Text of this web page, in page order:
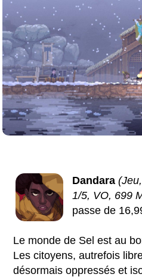
Dandara
1/5, VO, 699
passe de
Le monde de Sel est au
Les citoyens, autrefois
désormais oppressés et